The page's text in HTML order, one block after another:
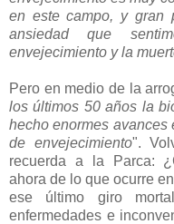
en este campo, y gran
ansiedad que
envejecimiento y la
Pero en medio de la
los últimos 50 años la
hecho enormes avances
de envejecimiento".
recuerda a la Parca:
ahora de lo que ocurre
ese último giro
enfermedades e